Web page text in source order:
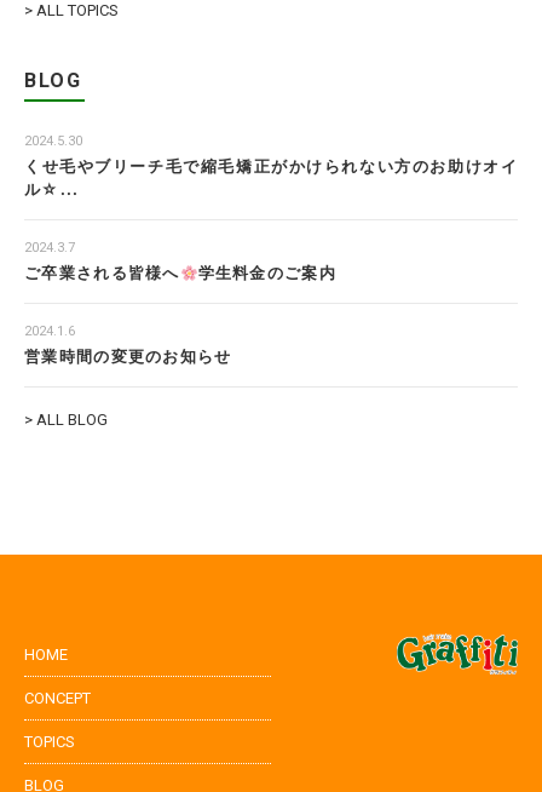
> ALL TOPICS
BLOG
2024.5.30
くせ毛やブリーチ毛で縮毛矯正がかけられない方のお助けオイ
ル☆...
2024.3.7
ご卒業される皆様へ 学生料金のご案内
2024.1.6
営業時間の変更のお知らせ
> ALL BLOG
HOME
CONCEPT
TOPICS
BLOG